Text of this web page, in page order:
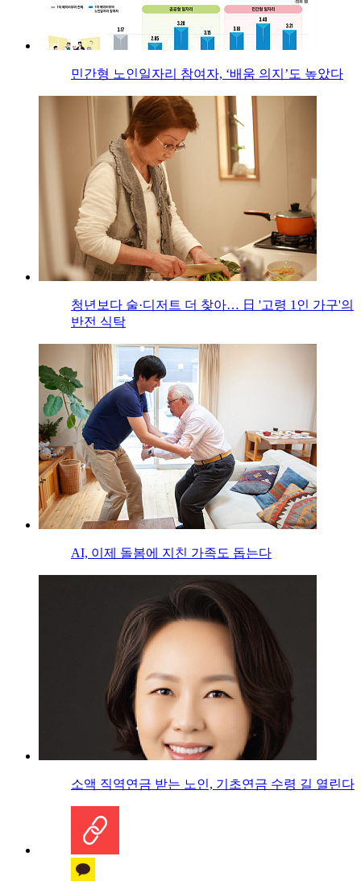
민간형 노인일자리 참여자, ‘배움 의지’도 높았다
청년보다 술·디저트 더 찾아… 日 '고령 1인 가구'의
반전 식탁
AI, 이제 돌봄에 지친 가족도 돕는다
소액 직역연금 받는 노인, 기초연금 수령 길 열린다